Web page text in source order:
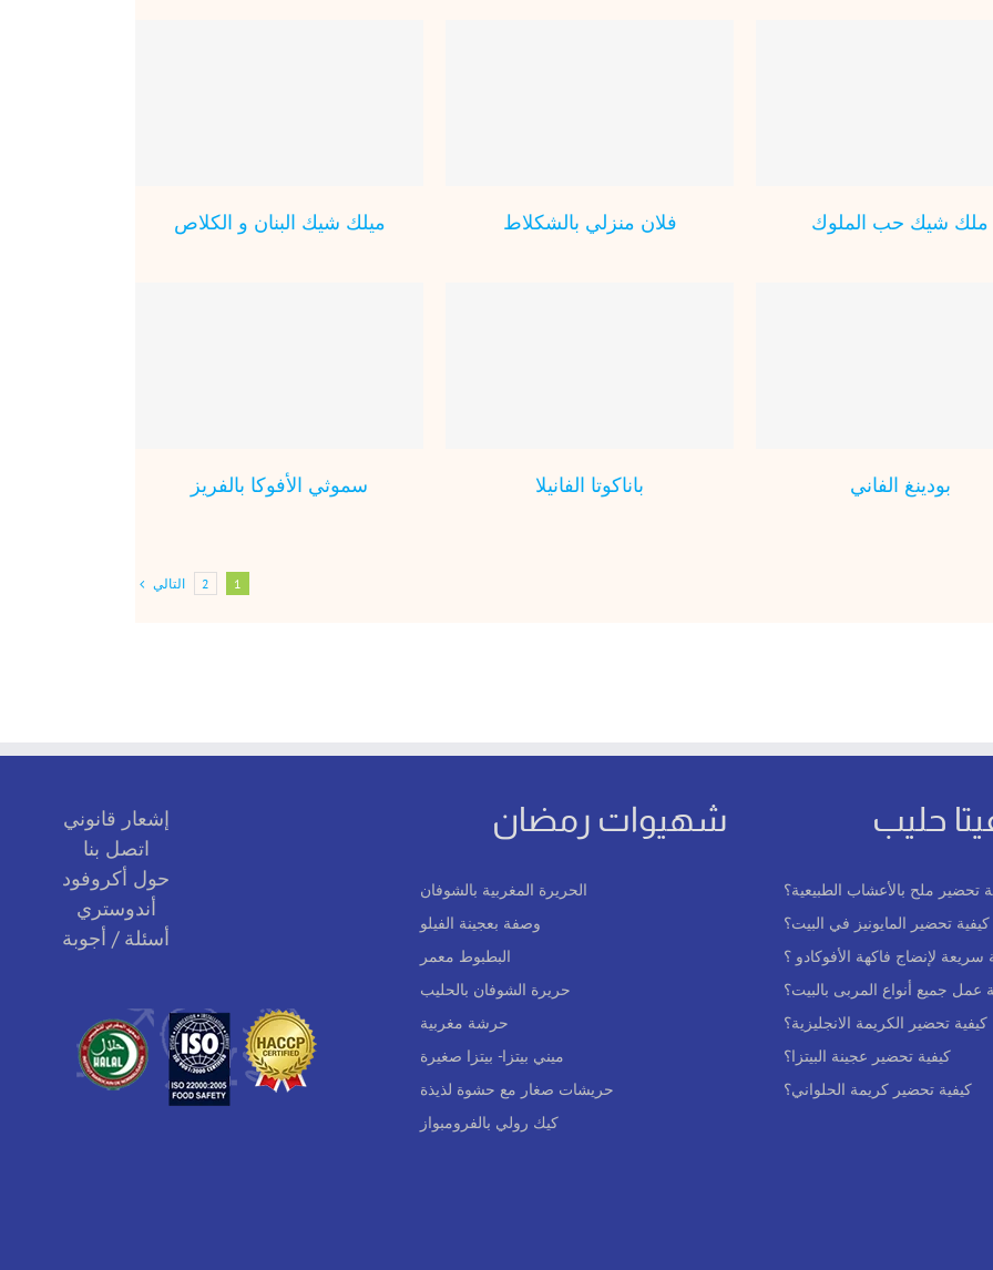
ملك شيك حب الملوك فلان منزلي بالشكلاط ميلك شيك البنان و الكلاص
بودينغ الفاني باناكوتا الفانيلا سموثي الأفوكا بالفريز
1
2 التالي
حليب
تحضير ملح بالأعشاب الطبيعية؟
كيفية تحضير المايونيز في البيت؟
لإنضاج فاكهة الأفوكادو ؟
عمل جميع أنواع المربى بالبيت؟
كيفية تحضير الكريمة الانجليزية؟
كيفية تحضير عجينة البيتزا؟
كيفية تحضير كريمة الحلواني؟
شهيوات رمضان
الحريرة المغربية بالشوفان
وصفة بعجينة الفيلو
البطبوط معمر
حريرة الشوفان بالحليب
حرشة مغربية
ميني بيتزا- بيتزا صغيرة
حريشات صغار مع حشوة لذيذة
كيك رولي بالفرومبواز
إشعار قانوني
اتصل بنا
حول أكروفود
أندوستري
أسئلة / أجوبة